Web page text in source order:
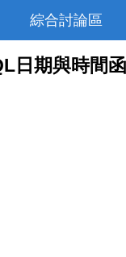
綜合討論區
日期與時間